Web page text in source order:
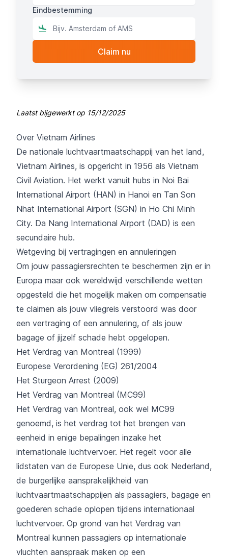
Eindbestemming
Laatst bijgewerkt op 15/12/2025
Over Vietnam Airlines
De nationale luchtvaartmaatschappij van het land,
Vietnam Airlines, is opgericht in 1956 als Vietnam
Civil Aviation. Het werkt vanuit hubs in Noi Bai
International Airport (HAN) in Hanoi en Tan Son
Nhat International Airport (SGN) in Ho Chi Minh
City. Da Nang International Airport (DAD) is een
secundaire hub.
Wetgeving bij vertragingen en annuleringen
Om jouw passagiersrechten te beschermen zijn er in
Europa maar ook wereldwijd verschillende wetten
opgesteld die het mogelijk maken om compensatie
te claimen als jouw vliegreis verstoord was door
een vertraging of een annulering, of als jouw
bagage of jijzelf schade hebt opgelopen.
Het Verdrag van Montreal (1999)
Europese Verordening (EG) 261/2004
Het Sturgeon Arrest (2009)
Het Verdrag van Montreal (MC99)
Het Verdrag van Montreal, ook wel MC99
genoemd, is het verdrag tot het brengen van
eenheid in enige bepalingen inzake het
internationale luchtvervoer. Het regelt voor alle
lidstaten van de Europese Unie, dus ook Nederland,
de burgerlijke aansprakelijkheid van
luchtvaartmaatschappijen als passagiers, bagage en
goederen schade oplopen tijdens internationaal
luchtvervoer. Op grond van het Verdrag van
Montreal kunnen passagiers op internationale
vluchten aanspraak maken op een